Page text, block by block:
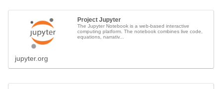
Project Jupyter
The Jupyter Notebook is a web-based interactive
computing platform. The notebook combines live code,
equations, narrativ...
jupyter.org